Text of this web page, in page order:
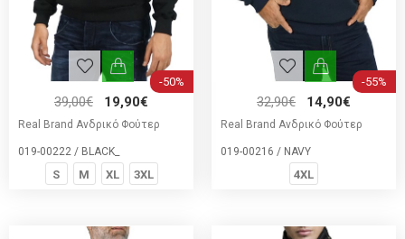
-50%
39,00€ 19,90€
Real Brand Ανδρικό Φούτερ
019-00222 / BLACK_
S M XL 3XL
-55%
32,90€ 14,90€
Real Brand Ανδρικό Φούτερ
019-00216 / NAVY
4XL